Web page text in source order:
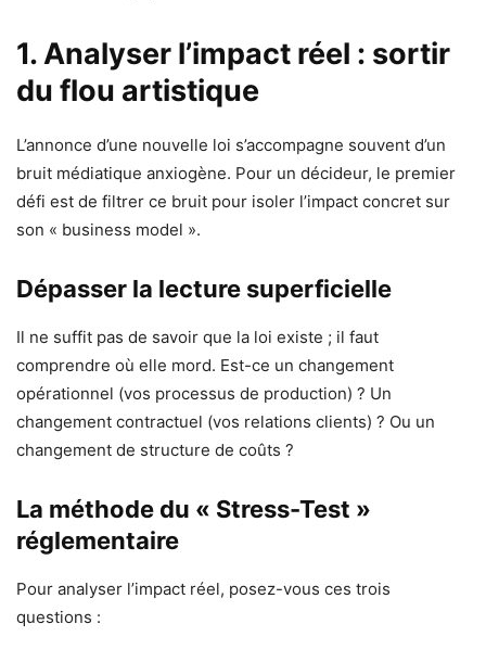
1. Analyser l’impact réel : sortir
du flou artistique
L’annonce d’une nouvelle loi s’accompagne souvent d’un
bruit médiatique anxiogène. Pour un décideur, le premier
défi est de filtrer ce bruit pour isoler l’impact concret sur
son « business model ».
Dépasser la lecture superficielle
Il ne suffit pas de savoir que la loi existe ; il faut
comprendre où elle mord. Est-ce un changement
opérationnel (vos processus de production) ? Un
changement contractuel (vos relations clients) ? Ou un
changement de structure de coûts ?
La méthode du « Stress-Test »
réglementaire
Pour analyser l’impact réel, posez-vous ces trois
questions :